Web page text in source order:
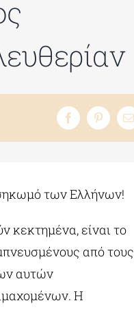
των Ελλήνων!
κεκτημένα, είναι το
από τους
αυτών
Η